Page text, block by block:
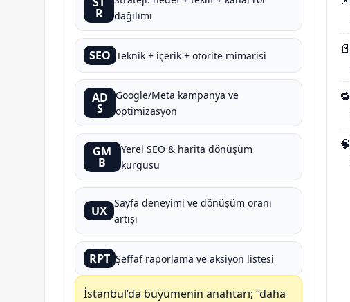
R
dağılımı
SEO Teknik + içerik + otorite mimarisi
AD
S
Google/Meta kampanya ve
optimizasyon
GM
B
Yerel SEO & harita dönüşüm
kurgusu
UX
Sayfa deneyimi ve dönüşüm oranı
artışı
RPT Şeffaf raporlama ve aksiyon listesi
İstanbul’da büyümenin anahtarı; “daha
📄
🔁
🧠